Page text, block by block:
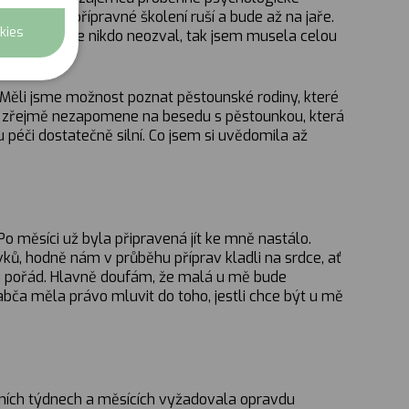
přípravné školení ruší a bude až na jaře.
měsíce se nikdo neozval, tak jsem musela celou
jsme možnost poznat pěstounské rodiny, které
nezapomene na besedu s pěstounkou, která
dostatečně silní. Co jsem si uvědomila až
měsíci už byla připravená jít ke mně nastálo.
hodně nám v průběhu příprav kladli na srdce, ať
Hlavně doufám, že malá u mě bude
měla právo mluvit do toho, jestli chce být u mě
týdnech a měsících vyžadovala opravdu